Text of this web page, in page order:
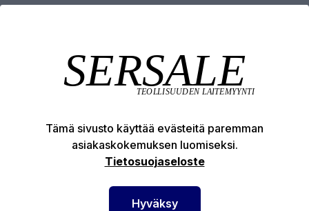
Tekniset edut
SERSALE OY MAALAUSLAITTEIDEN ERIKOISLIIKE
Tämä sivusto käyttää evästeitä paremman
asiakaskokemuksen luomiseksi.
Tietosuojaseloste
Hyväksy